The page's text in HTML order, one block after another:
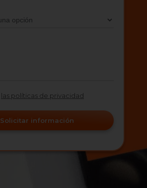
las políticas de privacidad
Solicitar información